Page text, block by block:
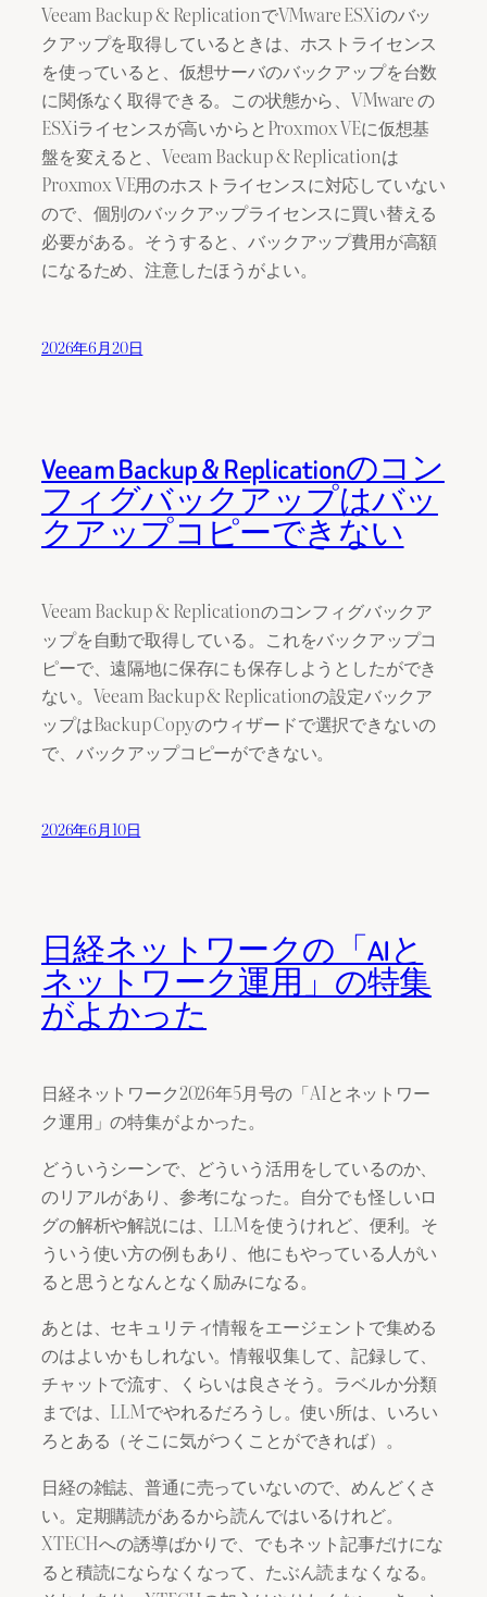
Veeam Backup & ReplicationでVMware ESXiのバッ
クアップを取得しているときは、ホストライセンス
を使っていると、仮想サーバのバックアップを台数
に関係なく取得できる。この状態から、VMware の
ESXiライセンスが高いからとProxmox VEに仮想基
盤を変えると、Veeam Backup & Replicationは
Proxmox VE用のホストライセンスに対応していない
ので、個別のバックアップライセンスに買い替える
必要がある。そうすると、バックアップ費用が高額
になるため、注意したほうがよい。
2026年6月20日
Veeam Backup & Replicationのコン
フィグバックアップはバッ
クアップコピーできない
Veeam Backup & Replicationのコンフィグバックア
ップを自動で取得している。これをバックアップコ
ピーで、遠隔地に保存にも保存しようとしたができ
ない。Veeam Backup & Replicationの設定バックア
ップはBackup Copyのウィザードで選択できないの
で、バックアップコピーができない。
2026年6月10日
日経ネットワークの「AIと
ネットワーク運用」の特集
がよかった
日経ネットワーク2026年5月号の「AIとネットワー
ク運用」の特集がよかった。
どういうシーンで、どういう活用をしているのか、
のリアルがあり、参考になった。自分でも怪しいロ
グの解析や解説には、LLMを使うけれど、便利。そ
ういう使い方の例もあり、他にもやっている人がい
ると思うとなんとなく励みになる。
あとは、セキュリティ情報をエージェントで集める
のはよいかもしれない。情報収集して、記録して、
チャットで流す、くらいは良さそう。ラベルか分類
までは、LLMでやれるだろうし。使い所は、いろい
ろとある（そこに気がつくことができれば）。
日経の雑誌、普通に売っていないので、めんどくさ
い。定期購読があるから読んではいるけれど。
XTECHへの誘導ばかりで、でもネット記事だけにな
ると積読にならなくなって、たぶん読まなくなる。